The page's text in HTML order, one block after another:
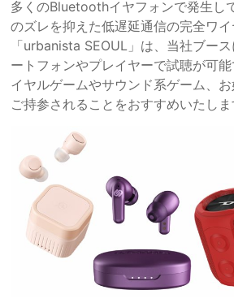
多くのBluetoothイヤフォンで発生し
のズレを抑えた低遅延通信の完全ワ
「urbanista SEOUL」は、当社ブー
ートフォンやプレイヤーで試聴が可
イヤルゲームやサウンド系ゲーム、
ご持参されることをおすすめいたしま